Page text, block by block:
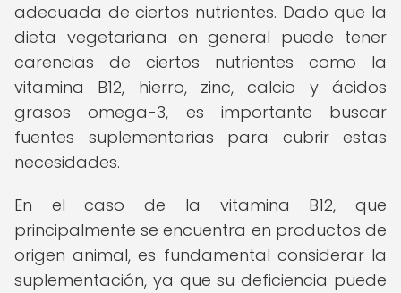
adecuada de ciertos nutrientes. Dado que la
dieta vegetariana en general puede tener
carencias de ciertos nutrientes como la
vitamina B12, hierro, zinc, calcio y ácidos
grasos omega-3, es importante buscar
fuentes suplementarias para cubrir estas
necesidades.
En el caso de la vitamina B12, que
principalmente se encuentra en productos de
origen animal, es fundamental considerar la
suplementación, ya que su deficiencia puede